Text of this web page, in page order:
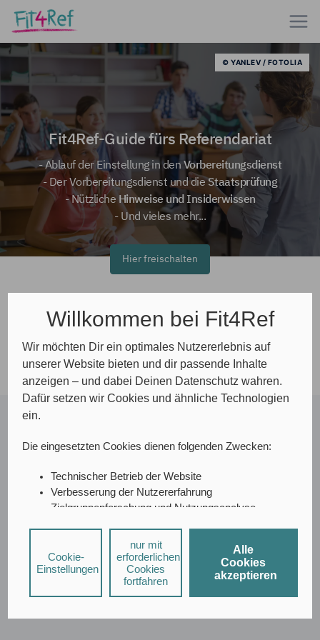
Willkommen bei Fit4Ref
Wir möchten Dir ein optimales Nutzererlebnis auf
unserer Website bieten und dir passende Inhalte
anzeigen – und dabei Deinen Datenschutz wahren.
Dafür setzen wir Cookies und ähnliche Technologien
ein.
Die eingesetzten Cookies dienen folgenden Zwecken:
Technischer Betrieb der Website
Verbesserung der Nutzererfahrung
Zielgruppenforschung und Nutzungsanalyse
Social-Media-Interaktionen
Personalisierte Werbung
Bei Social-Media-Diensten und personalisierter Werbung
können durch den jeweiligen Anbieter individuelle
Alle
Cookies
akzeptieren
nur mit
erforderlichen
Cookies
fortfahren
Cookie-
Einstellungen
© YANLEV / FOTOLIA
Fit4Ref-Guide fürs Referendariat
- Ablauf der Einstellung in den Vorbereitungsdienst
- Der Vorbereitungsdienst und dieStaatsprüfung
- NützlicheHinweise und Insiderwissen
- Und vieles mehr...
Hier freischalten
meistern musst, ist das Referendariat. Unser
enthält alle wichtigen Informationen zum
abschließendenStaatsprüfungen.
Zusätzlich sind
wichtige Insidertipps von ehemaligen Referendar*innen
und unserer Bildungsexpertin Dr. D. festgehalten.
Hier freischalten